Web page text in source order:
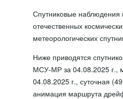
Спутниковые наблюдения
отечественных
метеорологических
Ниже приводятся
МСУ-МР за 04.08.2025 г.,
04.08.2025 г., суточная
анимация маршрута